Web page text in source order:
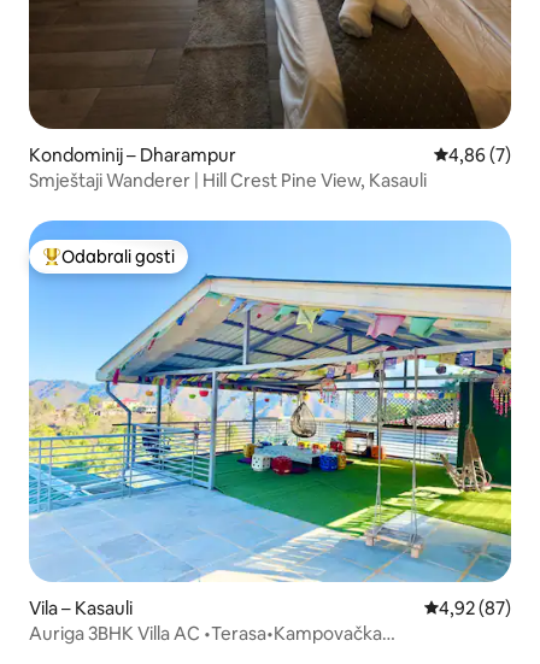
Kondominij – Dharampur Prosječna
4,86 (7)
Smještaji Wanderer | Hill Crest Pine View, Kasauli
Među najviše rangiranima s oznakom „Odabrali gosti”
Odabrali gosti
Vila – Kasauli Prosječna
4,92 (87)
Auriga 3BHK Villa AC •Terasa•Kampovačka